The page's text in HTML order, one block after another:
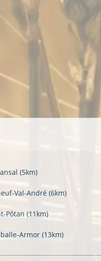
(5km)
Val-André (6km)
Pôtan (11km)
Armor (13km)